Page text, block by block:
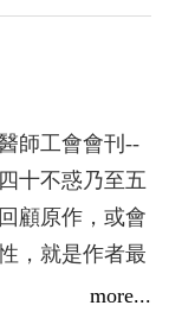
師工會會刊--
十不惑乃至五
顧原作，或會
，就是作者最
more...